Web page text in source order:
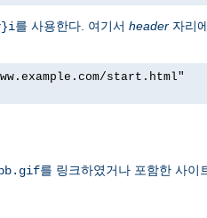
}i를 사용한다. 여기서 header 자리
start.html"
를 링크하였거나 포함한 사이